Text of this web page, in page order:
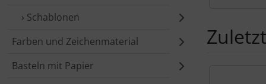
› Schablonen
Farben und Zeichenmaterial
Basteln mit Papier